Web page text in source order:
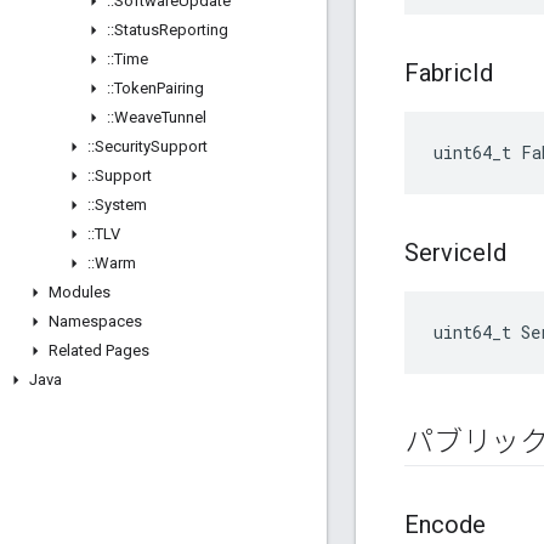
::StatusReporting
::Time
::TokenPairing
::WeaveTunnel
::SecuritySupport
::Support
::System
::TLV
::Warm
Modules
Namespaces
Related Pages
Java
FabricId
uint64_t
ServiceId
uint64_t
パブリッ
Encode